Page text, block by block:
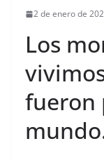
2 de enero de
Los
fueron